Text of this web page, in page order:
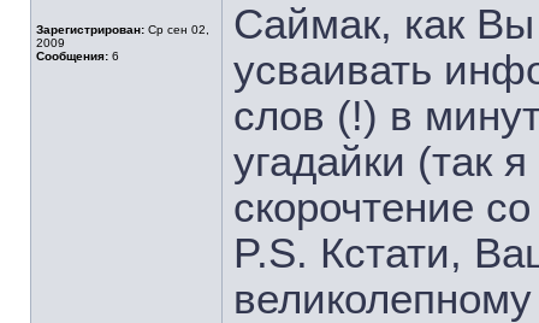
Зарегистрирован: Ср сен 02,
2009
Сообщения: 6
Саймак, как
усваивать
слов (!) в
угадайки (так
скорочтение
P.S. Кстати,